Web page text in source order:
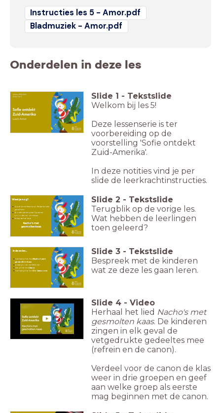
Instructies les 5 - Amor.pdf
Bladmuziek - Amor.pdf
Onderdelen in deze les
Les 5: Amor
Slide 1 - Tekstslide
Welkom bij les 5!
Deze lessenserie is ter
voorbereiding op de
voorstelling 'Sofie ontdekt
Zuid-Amerika'.
In deze notities vind je per
slide de leerkrachtinstructies.
Weet je nog?
Zuid-Amerikaanse en Nederlandse
gerechten
Je oefende een paar Spaanse
woorden en zinnetjes
Je leerde het lied:
Nacho's met
gesmolten kaas
Slide 2 - Tekstslide
Terugblik op de vorige les.
Wat hebben de leerlingen
toen geleerd?
In deze les...
herhaal je het liedNacho's met
gesmolten kaas
praat je over verliefd zijn
leer je het liedAmor
herhaal je het liedDe Amazone
Slide 3 - Tekstslide
Bespreek met de kinderen
wat ze deze les gaan leren.
Slide 4 - Video
Herhaal het lied Nacho's met
gesmolten kaas. De kinderen
zingen in elk geval de
vetgedrukte gedeeltes mee
(refrein en de canon).
Verdeel voor de canon de klas
weer in drie groepen en geef
aan welke groep als eerste
mag beginnen met de canon.